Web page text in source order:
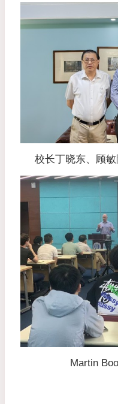
校长丁晓东、顾
Martin